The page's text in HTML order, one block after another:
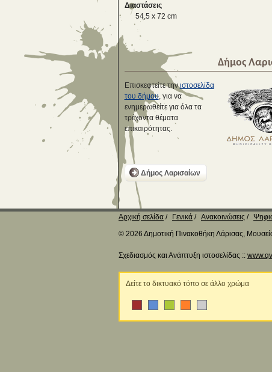
Διαστάσεις
54,5 x 72 cm
Δήμος
Επισκεφτείτε τηνιστοσελίδα
του δήμου, για να
ενημερωθείτε για όλα τα
τρέχοντα θέματα
επικαιρότητας.
Δήμος Λαρισαίων
Αρχική σελίδα Γενικά Ανακοινώσεις
© 2026 Δημοτική Πινακοθήκη Λάρισας,
Σχεδιασμός και Ανάπτυξη ιστοσελίδας ::
Δείτε το δικτυακό τόπο σε άλλο χρώμα